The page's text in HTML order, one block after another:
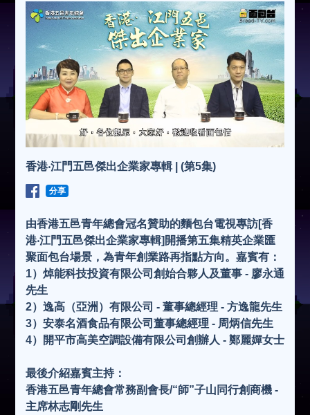
香港‧江門五邑傑出企業家專輯 | (第5集)
分享
由香港五邑青年總會冠名贊助的麵包台電視專訪[香
港‧江門五邑傑出企業家專輯]開播第五集精英企業匯
聚面包台場景，為青年創業路再指點方向。嘉賓有：
1）焯能科技投資有限公司創始合夥人及董事 - 廖永通
先生
2）逸高（亞洲）有限公司 - 董事總經理 - 方逸龍先生
3）安泰名酒食品有限公司董事總經理 - 周炳信先生
4）開平市高美空調設備有限公司創辦人 - 鄭麗嬋女士
最後介紹嘉賓主持：
香港五邑青年總會常務副會長/“師”子山同行創商機 -
主席林志剛先生